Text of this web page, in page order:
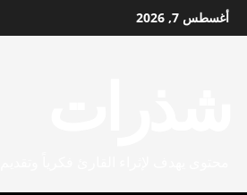
تخطي
إلى
أغسطس 7, 2026